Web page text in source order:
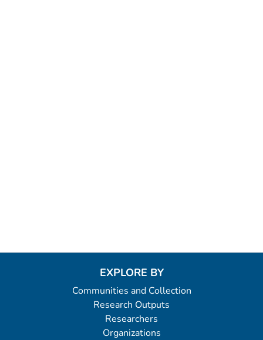
EXPLORE BY
Communities and Collection
Research Outputs
Researchers
Organizations